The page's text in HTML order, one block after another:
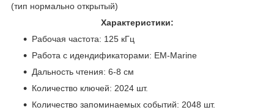
(тип нормально открытый)
Характеристики:
Рабочая частота: 125 кГц
Работа с идендификаторами: EM-Marine
Дальность чтения: 6-8 см
Количество ключей: 2024 шт.
Количество запоминаемых событий: 2048 шт.